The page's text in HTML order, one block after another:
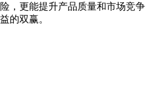
，更能提升产品质量和市场竞争
的双赢。